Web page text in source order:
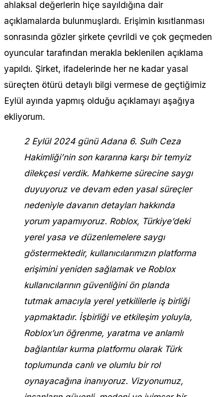
ahlaksal değerlerin hiçe sayıldığına dair
açıklamalarda bulunmuşlardı. Erişimin kısıtlanması
sonrasında gözler şirkete çevrildi ve çok geçmeden
oyuncular tarafından merakla beklenilen açıklama
yapıldı. Şirket, ifadelerinde her ne kadar yasal
süreçten ötürü detaylı bilgi vermese de geçtiğimiz
Eylül ayında yapmış olduğu açıklamayı aşağıya
ekliyorum.
2 Eylül 2024 günü Adana 6. Sulh Ceza
Hakimliği’nin son kararına karşı bir temyiz
dilekçesi verdik. Mahkeme sürecine saygı
duyuyoruz ve devam eden yasal süreçler
nedeniyle davanın detayları hakkında
yorum yapamıyoruz. Roblox, Türkiye’deki
yerel yasa ve düzenlemelere saygı
göstermektedir, kullanıcılarımızın platforma
erişimini yeniden sağlamak ve Roblox
kullanıcılarının güvenliğini ön planda
tutmak amacıyla yerel yetkililerle iş birliği
yapmaktadır. İşbirliği ve etkileşim yoluyla,
Roblox’un öğrenme, yaratma ve anlamlı
bağlantılar kurma platformu olarak Türk
toplumunda canlı ve olumlu bir rol
oynayacağına inanıyoruz. Vizyonumuz,